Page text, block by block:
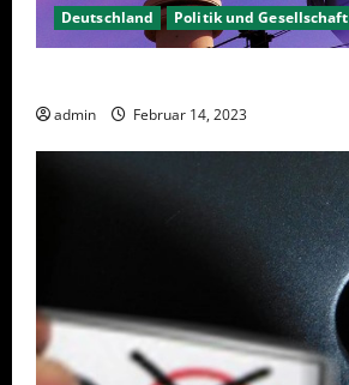
Deutschland Politik und Gesellschaft
admin Februar 14, 2023